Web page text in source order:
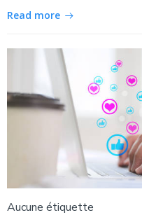
Read more
Aucune étiquette